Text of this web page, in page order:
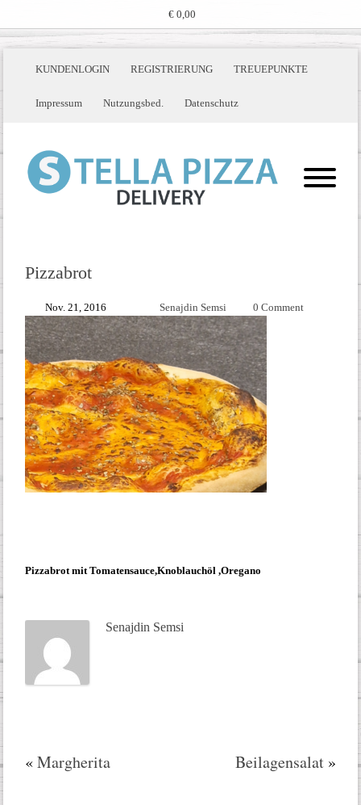
KUNDENLOGIN REGISTRIERUNG TREUEPUNKTE
Impressum Nutzungsbed. Datenschutz
Pizzabrot
Nov. 21, 2016 Senajdin Semsi 0 Comment
Pizzabrot mit Tomatensauce,Knoblauchöl ,Oregano
Senajdin Semsi
«Margherita Beilagensalat »
€ 0,00